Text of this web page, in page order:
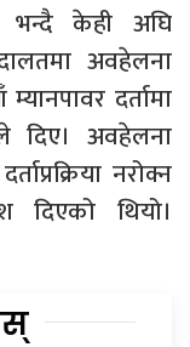
भन्दै केही अघि
अवहेलना
दर्तामा
दिए। अवहेलना
नरोक्न
दिएको थियो।